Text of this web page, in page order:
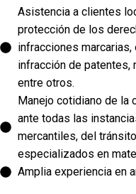
Asistencia a clientes
protección de los
infracciones
infracción de patentes,
entre otros.
Manejo cotidiano de la
ante todas las
mercantiles, del
especializados en
Amplia experiencia en